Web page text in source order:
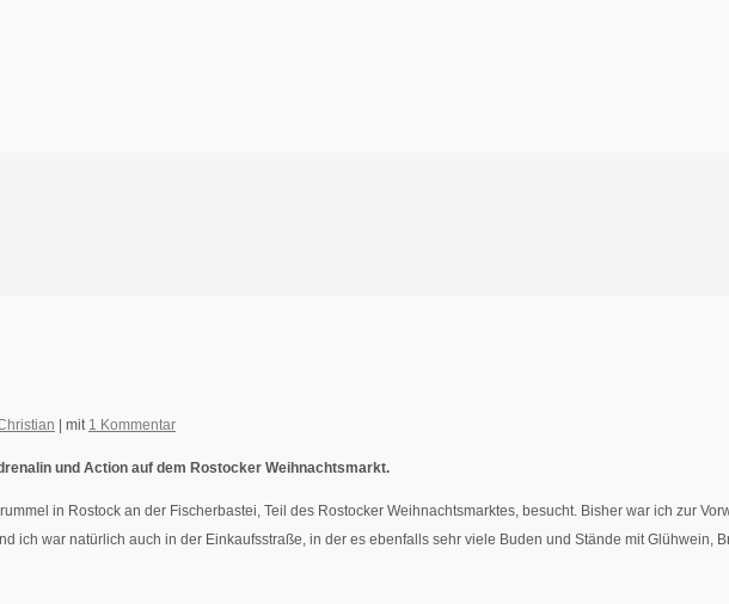
mit 1 Kommentar
und Action auf dem Rostocker Weihnachtsmarkt.
in Rostock an der Fischerbastei, Teil des Rostocker Weihnachtsmarktes, besucht. Bisher war ich zur
ich war natürlich auch in der Einkaufsstraße, in der es ebenfalls sehr viele Buden und Stände mit Glühwein,